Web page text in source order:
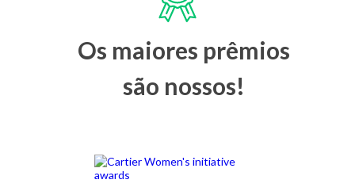
Os maiores prêmios
são nossos!